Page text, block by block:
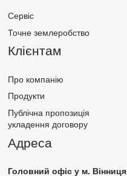
Сервіс
Точне землеробство
Клієнтам
Про компанію
Продукти
Публічна пропозиція
укладення договору
Адреса
Головний офіс у м. Вінниця